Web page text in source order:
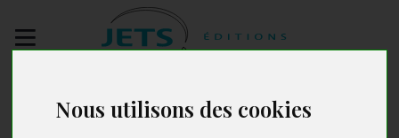
Nous utilisons des cookies
manuscrit